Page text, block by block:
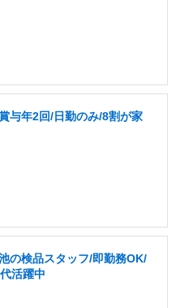
与年2回/日勤のみ/8割が家
の検品スタッフ/即勤務OK/
活躍中